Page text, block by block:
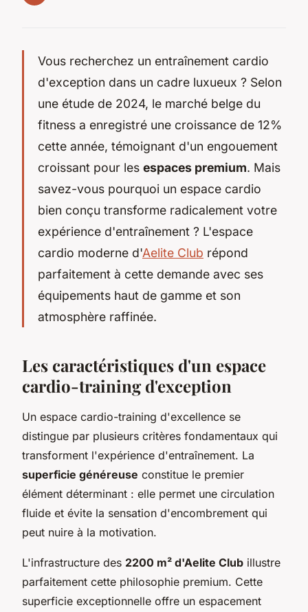
Vous recherchez un entraînement cardio
d'exception dans un cadre luxueux ? Selon
une étude de 2024, le marché belge du
fitness a enregistré une croissance de 12%
cette année, témoignant d'un engouement
croissant pour les espaces premium. Mais
savez-vous pourquoi un espace cardio
bien conçu transforme radicalement votre
expérience d'entraînement ? L'espace
cardio moderne d'Aelite Club répond
parfaitement à cette demande avec ses
équipements haut de gamme et son
atmosphère raffinée.
Les caractéristiques d'un espace
cardio-training d'exception
Un espace cardio-training d'excellence se
distingue par plusieurs critères fondamentaux qui
transforment l'expérience d'entraînement. La
superficie généreuse constitue le premier
élément déterminant : elle permet une circulation
fluide et évite la sensation d'encombrement qui
peut nuire à la motivation.
L'infrastructure des 2200 m² d'Aelite Club illustre
parfaitement cette philosophie premium. Cette
superficie exceptionnelle offre un espacement